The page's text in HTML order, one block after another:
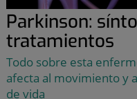
Parkinson:
tratamientos
Todo sobre esta
afecta al movimiento y
de vida